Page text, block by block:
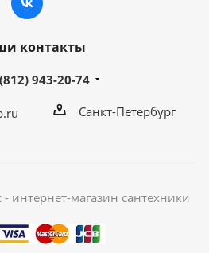
контакты
943-20-74
Санкт-Петербург
интернет-магазин cантехники